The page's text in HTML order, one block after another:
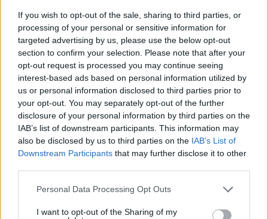
If you wish to opt-out of the sale, sharing to third parties, or
processing of your personal or sensitive information for
targeted advertising by us, please use the below opt-out
section to confirm your selection. Please note that after your
opt-out request is processed you may continue seeing
interest-based ads based on personal information utilized by
us or personal information disclosed to third parties prior to
your opt-out. You may separately opt-out of the further
disclosure of your personal information by third parties on the
IAB’s list of downstream participants. This information may
also be disclosed by us to third parties on the IAB’s List of
Downstream Participants that may further disclose it to other
Please note that this website/app uses one or more Google
not limited to your visit or usage behaviour. You may click to
Personal Data Processing Opt Outs
I want to opt-out of the Sharing of my
Μυστήριο 3.500 ετών στη Σαντορίνη: Ο 15χρονος
που δεν πρόλαβε να ξεφύγει από το τσουνάμι
έκρηξης
08.08.2026, 18:08